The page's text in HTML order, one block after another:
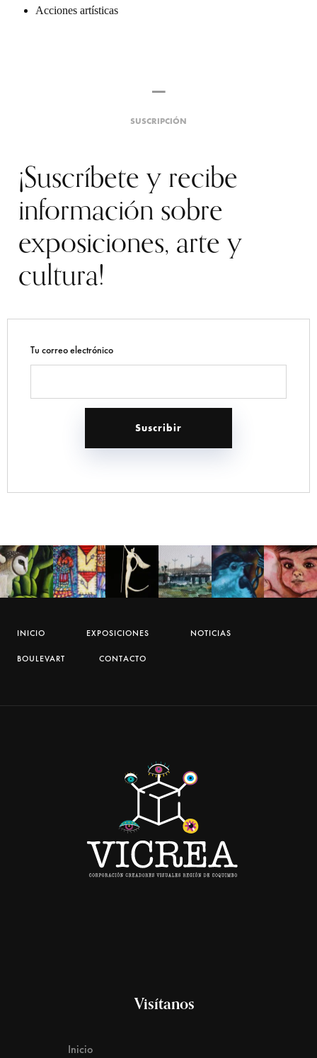
Acciones artísticas
SUSCRIPCIÓN
¡Suscríbete y recibe
información sobre
exposiciones, arte y
cultura!
Tu correo electrónico
INICIO EXPOSICIONES NOTICIAS
BOULEVART CONTACTO
Visítanos
Inicio